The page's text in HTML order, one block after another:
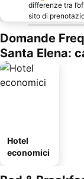
differenze tra
sito di
Domande
Santa Elena:
Hotel
economici